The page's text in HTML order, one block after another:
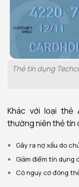
Thẻ tín dụng
Khác với loại thẻ
thường niên thẻ tín
Gây ra nợ xấu do
Giảm điểm tín dụng
Có nguy cơ đóng